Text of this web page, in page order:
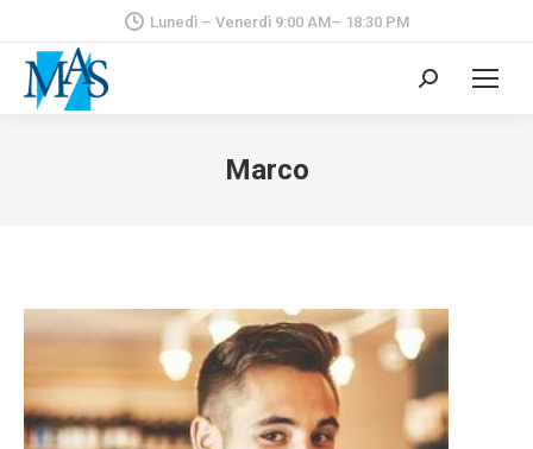
Lunedì – Venerdì 9:00 AM– 18:30 PM
Cerca:
Marco